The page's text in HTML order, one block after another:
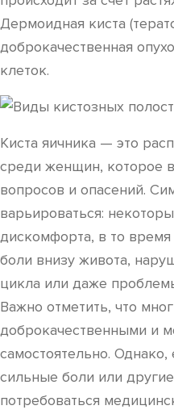
Дермоидная киста
доброкачественная
клеток.
Киста яичника — это
среди женщин, которое
вопросов и опасений.
варьироваться:
дискомфорта, в то
боли внизу живота,
цикла или даже
Важно отметить, что
доброкачественными и
самостоятельно.
сильные боли или
потребоваться